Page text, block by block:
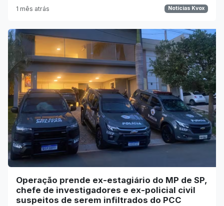
1 mês atrás Notícias Kvox
Operação prende ex-estagiário do MP de SP,
chefe de investigadores e ex-policial civil
suspeitos de serem infiltrados do PCC